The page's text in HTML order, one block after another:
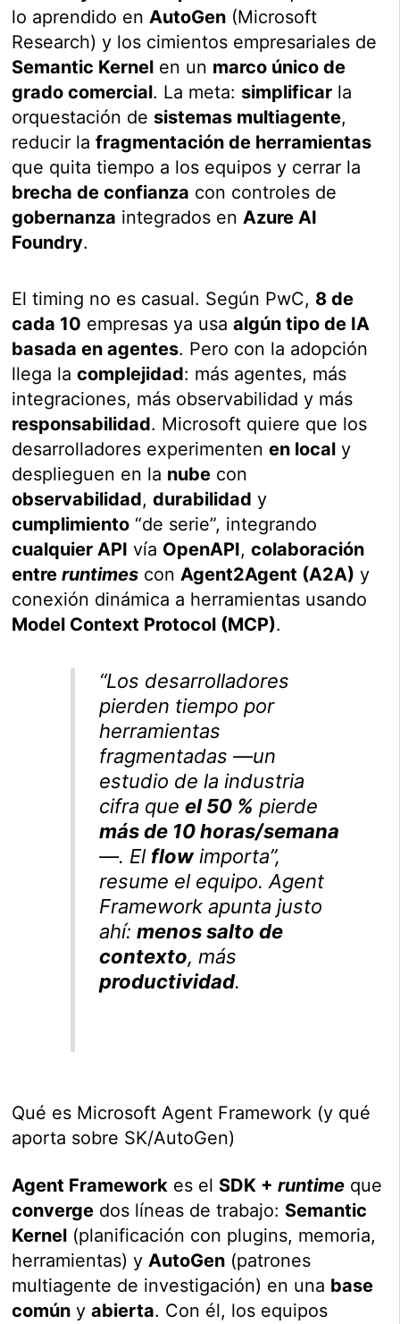
lo aprendido enAutoGen (Microsoft
Research) y los cimientos empresariales de
Semantic Kernel en un marco único de
grado comercial. La meta: simplificar la
orquestación de sistemas multiagente,
reducir lafragmentación de herramientas
que quita tiempo a los equipos y cerrar la
brecha de confianza con controles de
gobernanza integrados enAzure AI
Foundry.
El timing no es casual. Según PwC, 8 de
cada 10 empresas ya usaalgún tipo de IA
basada en agentes. Pero con la adopción
llega lacomplejidad: más agentes, más
integraciones, más observabilidad y más
responsabilidad. Microsoft quiere que los
desarrolladores experimentenen local y
desplieguen en la nube con
observabilidad,durabilidad y
cumplimiento “de serie”, integrando
cualquier API vía OpenAPI,colaboración
entreruntimes conAgent2Agent (A2A) y
conexión dinámica a herramientas usando
Model Context Protocol (MCP).
“Los desarrolladores
pierden tiempo por
herramientas
fragmentadas —un
estudio de la industria
cifra que el 50 % pierde
más de 10 horas/semana
—. El flowimporta”,
resume el equipo. Agent
Framework apunta justo
ahí: menos salto de
contexto, más
productividad.
Qué es Microsoft Agent Framework (y qué
aporta sobre SK/AutoGen)
Agent Framework es el SDK +runtime que
converge dos líneas de trabajo: Semantic
Kernel (planificación con plugins, memoria,
herramientas) yAutoGen (patrones
multiagente de investigación) en una base
común yabierta. Con él, los equipos